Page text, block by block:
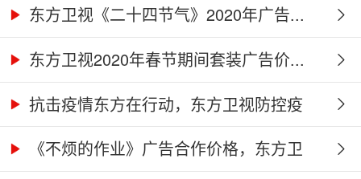
东...东方卫视《二十四节气》2020年广告...
东方卫视2020年春节期间套装广告价...
抗击疫情东方在行动，东方卫视防控疫
情...《不烦的作业》广告合作价格，东方卫